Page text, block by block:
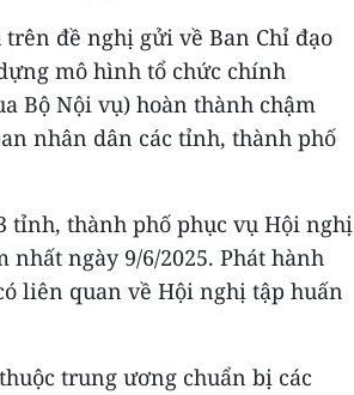
đề nghị gửi về Ban Chỉ đạo
mô hình tổ chức chính
Bộ Nội vụ) hoàn thành chậm
nhân dân các tỉnh, thành phố
tỉnh, thành phố phục vụ Hội nghị
ngày 9/6/2025. Phát hành
liên quan về Hội nghị tập huấn
trung ương chuẩn bị các